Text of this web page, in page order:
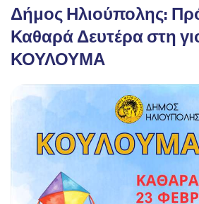
Δήμος Ηλιούπολης:
Καθαρά Δευτέρα στη
ΚΟΥΛΟΥΜΑ